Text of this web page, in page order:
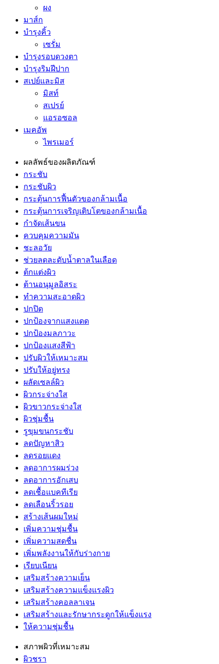
ผง
มาส์ก
บำรุงคิ้ว
เซรั่ม
บำรุงรอบดวงตา
บำรุงริมฝีปาก
สเปย์และมิส
มิสท์
สเปรย์
แอรอซอล
เมคอัพ
ไพรเมอร์
ผลลัพธ์ของผลิตภัณฑ์
กระชับ
กระชับผิว
กระตุ้นการฟื้นตัวของกล้ามเนื้อ
กระตุ้นการเจริญเติบโตของกล้ามเนื้อ
กำจัดเส้นขน
ควบคุมความมัน
ชะลอวัย
ช่วยลดละดับน้ำตาลในเลือด
ต้กแต่งผิว
ต้านอนุมูลอิสระ
ทำความสะอาดผิว
ปกปิด
ปกป้องจากแสงแดด
ปกป้องมลภาวะ
ปกป้องแสงสีฟ้า
ปรับผิวให้เหมาะสม
ปรับให้อยู่ทรง
ผลัดเซลล์ผิว
ผิวกระจ่างใส
ผิวขาวกระจ่างใส
ผิวชุ่มชื้น
รูขุมขนกระชับ
ลดปัญหาสิว
ลดรอยแดง
ลดอาการผมร่วง
ลดอาการอักเสบ
ลดเชื้อแบคทีเรีย
ลดเลือนริ้วรอย
สร้างเส้นผมใหม่
เพิ่มความชุ่มชื้น
เพิ่มความสดชื่น
เพิ่มพลังงานให้กับร่างกาย
เรียบเนียน
เสริมสร้างความเย็น
เสริมสร้างความแข็งแรงผิว
เสริมสร้างคอลลาเจน
เสริมสร้างและรักษากระดูกให้แข็งแรง
ให้ความชุ่มชื้น
สภาพผิวที่เหมาะสม
ผิวชรา